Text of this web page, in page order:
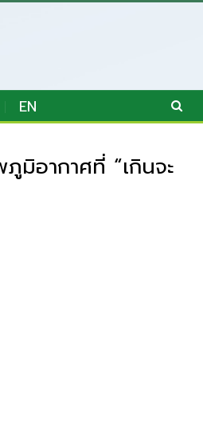
EN
มิอากาศที่ “เกินจะ